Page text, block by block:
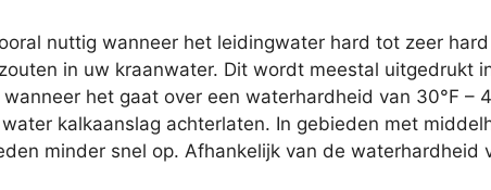
nuttig wanneer het leidingwater hard tot zeer
in uw kraanwater. Dit wordt meestal uitgedrukt
het gaat over een waterhardheid van 30°F –
kalkaanslag achterlaten. In gebieden met
minder snel op. Afhankelijk van de